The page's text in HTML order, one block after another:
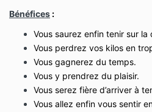
Bénéfices :
Vous saurez enfin tenir sur la
Vous perdrez vos kilos en
Vous gagnerez du temps.
Vous y prendrez du plaisir.
Vous serez fière d’arriver à
Vous allez enfin vous sentir